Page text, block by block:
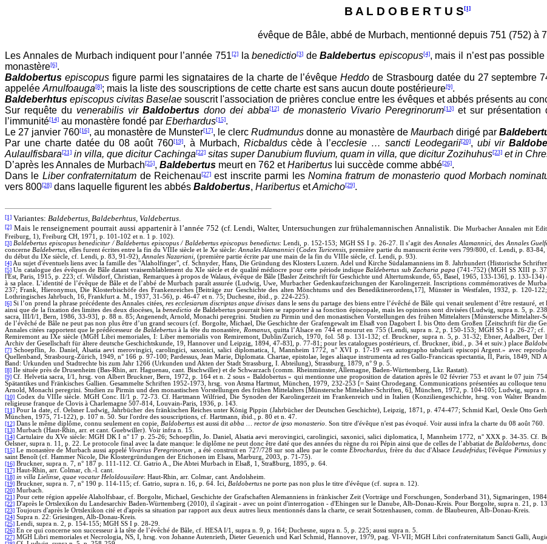
B A L D O B E R T U S[1]
évêque de Bâle, abbé de Murbach, mentionné depuis 751 (752) à
Les Annales de Murbach indiquent pour l’année 751[2] labenedictio[3] deBaldebertus episcopus[4], mais il n’est pas
monastère[6].
Baldobertus episcopusfigure parmi les signataires de la charte de l’évêqueHeddo de Strasbourg datée du 27 septembre
appelée Arnulfoauga[8]; mais la liste des souscriptions de cette charte est sans aucun doute postérieure[9].
Baldeberhtus episcopus civitas Baselae souscrit l'association de prières conclue entre les évêques et abbés présents au
Sur requête du venerabilis vir Baldobertus dono dei abba[12] de monasterio Vivario Peregrinorum[13]
et sur présentation
l’immunité[14] au monastère fondé par Eberhardus[15].
Le 27 janvier 760[16], au monastère de Munster[17], le clerc Rudmundus donne au monastère de Maurbach dirigé par
Par une charte datée du 08 août 760[19], à Murbach, Ricbalduscède à l’ecclesie … sancti Leodegarii[20], ubi vir
Aulaulfisbara[21] in villa, que dicitur Cachinga[22] sitas super Danubium fluvium, quam in villa, que dicitur Zozihuhus[23] et in
D’après les Annales de Murbach[25], Baldebertus meurt en 762 etHaribertus lui succède comme abbé[26].
Dans le Liber confraternitatum de Reichenau[27] est inscrite parmi les Nomina fratrum de monasterio quod Morbach
vers 800[28] dans laquelle figurent les abbés Baldobertus, Haribertus etAmicho[29].
[1] Variantes: Baldebertus, Baldeberhtus, Valdebertus
[2] Mais le renseignement pourrait aussi appartenir à l’année 752 (cf. Lendi, Walter, Untersuchungen zur frühalemannischen Annalistik.
Die Murbacher Annalen mit
Freiburg, 1), Freiburg CH, 1971, p. 101-102 et n. 1 p. 102).
[3] Baldebertus episcopus benedicitur / Baldebertus episcopus / Baldebertus episcopus benedictus: Lendi, p. 152-153; MGH SS I p. 26-27. Il s’agit desAnnales Alamannici, des Annales
concerne Baldebertus , elles furent écrites entre la fin du VIIIe siècle et le Xe siècle:Annales Alamannici (Codex Turicensis , première partie du manuscrit écrite vers 799/800, cf. Lendi, p. 83-
du début du IXe siècle, cf. Lendi, p. 83, 91-92), Annales Nazariani , (première partie écrite par une main de la fin du VIIIe siècle, cf. Lendi, p. 93).
[4] Au sujet d'éventuels liens avec la famille des "Alaholfinger", cf. Schnyder, Hans, Die Gründung des Klosters Luzern. Adel und Kirche Südalamanniens im 8. Jahrhundert (Historische
[5] Un catalogue des évêques de Bâle datant vraisemblablement du XIe siècle et de qualité médiocre pour cette période indique Baldebertus sub Zacharia papa (741-752) (MGH SS XIII p.
l'Est, Paris, 1915, p. 223; cf. Wilsdorf, Christian, Remarques à propos de Walaus, évêque de Bâle [Basler Zeitschrift für Geschichte und Altertumskunde, 65, Basel, 1965, 133-136], p. 133-134)
à sa place. L’identité de l’évêque de Bâle et de l’abbé de Murbach paraît assurée (Ludwig, Uwe, Murbacher Gedenkaufzeichungen der Karolingerzeit. Inscriptions commémoratives de
237; Frank, Hieronymus, Die Klosterbischöfe des Frankenreiches [Beiträge zur Geschichte des alten Mönchtums und des Benediktinerordens,17], Münster in Westfalen, 1932, p. 120-
Lothringisches Jahrbuch, 16, Frankfurt a. M., 1937, 31-56), p. 46-47 et n. 75; Duchesne, ibid., p. 224-225).
[6] Si l’on prend la phrase précédente des Annales citées, res ecclesiarum discriptas atque divisas dans le sens du partage des biens entre l’évêché de Bâle qui venait seulement d’être
ainsi que de la fixation des limites des deux diocèses, labenedictio de Baldebertus pourrait bien se rapporter à sa fonction épiscopale, mais les opinions sont divisées (Ludwig, supra n. 5, p.
sacra, III/I/1, Bern, 1986, 33-93], p. 88 n. 85; Angenendt, Arnold, Monachi peregrini. Studien zu Pirmin und den monastischen Vorstellungen des frühen Mittelalters [Münstersche
de l’évêché de Bâle ne peut pas non plus être d’un grand secours (cf. Borgolte, Michael, Die Geschichte der Grafengewalt im Elsaß von Dagobert I. bis Otto dem Großen [Zeitschrift für die
Annales citées rapportent que le prédécesseur de Baldebertusà la tête du monastère, Romanus, quitta l’Alsace en 744 et mourut en 755 (Lendi, supra n. 2, p. 150-153; MGH SS I p. 26-27;
Remiremont au IXe siècle (MGH Libri memoriales, I: Liber memorialis von Remiremont, Dublin/Zurich, 1970, fol. 58 p. 131-132; cf. Bruckner, supra n. 5, p. 31-32; Ebner, Adalbert,
Archiv der Gesellschaft für ältere deutsche Geschichtskunde, 19, Hannover und Leipzig, 1894, 47-83], p. 77-81; pour les catalogues postérieurs, cf. Bruckner, ibid., p. 34 et suiv.) place
[7] Schoepflin, Jo. Daniel, Alsatia aevi merovingici, carolingici, saxonici, salici diplomatica, I, Mannheim 1772, n° XVI p. 17-19 «ex autographo tabularii episcopi Argent.» avec
Quellenband, Strasbourg-Zürich, 1949, n° 166 p. 97-100; Pardessus, Jean Marie, Diplomata. Chartae, epistolae, leges aliaque instrumenta ad res Gallo-Francicas spectantia, II, Paris, 1849,
Band: Urkunden und Stadtrechte bis zum Jahr 1266 (Urkunden und Akten der Stadt Strassburg, I. Abteilung), Strassburg, 1879, n° 9 p. 5.
[8] Ile située près de Drusenheim (Bas-Rhin, arr. Haguenau, cant. Bischwiller) et de Schwarzach (comm. Rheinmünster, Allemagne, Baden-Württemberg, Lkr. Rastatt).
[9] Cf. Helvetia sacra, I/1, hrsg. von Albert Bruckner, Bern, 1972, p. 164 et n. 2 sous « Baldobertus » qui mentionne une proposition de datation après le 02 février 753 et avant le 07 juin
Spätantikes und Fränkisches Gallien. Gesammelte Schriften 1952-1973, hrsg. von Atsma Hartmut, München, 1979, 232-253 [= Saint Chrodegang. Communications présentées au colloque
Arnold, Monachi peregrini. Studien zu Pirmin und den monastischen Vorstellungen des frühen Mittelalters [Münstersche Mittelalter-Schriften, 6], München, 1972, p. 104-105; Ludwig, supra n.
[10] Codex du VIIIe siècle. MGH Conc. II/1 p. 72-73. Cf. Hartmann Wilfried, Die Synoden der Karolingerzeit im Frankenreich und in Italien (Konziliengeschichte, hrsg. von Walter
religieuse franque de Clovis à Charlemagne 507-814, Louvain-Paris, 1936, p. 143.
[11] Pour la date, cf. Oelsner Ludwig, Jahrbücher des fränkischen Reiches unter König Pippin (Jahrbücher der Deutschen Geschichte), Leipzig, 1871, p. 474-477; Schmid Karl, Oexle Otto
München, 1975, 71-122), p. 107 n. 50. Sur l'ordre des souscriptions, cf. Hartmann, ibid., p. 80 et n. 47.
[12] Dans le même diplôme, connu seulement en copie, Baldobertus est aussi dit abba … rector de ipso monasterio . Son titre d'évêque n'est pas évoqué. Voir aussi infra la charte du 08 août 760.
[13] Murbach (Haut-Rhin, arr. et cant. Guebwiller). Voir infra n. 15.
[14] Cartulaire du XVe siècle: MGH DK I n° 17 p. 25-26; Schoepflin, Jo. Daniel, Alsatia aevi merovingici, carolingici, saxonici, salici diplomatica, I, Mannheim 1772, n° XXX p. 34-35. Cf.
Oelsner, supra n. 11, p. 22. Le protocole final avec la date manque: le diplôme ne peut donc être daté que des années du règne du roi Pépin ainsi que de celles de l’abbatiat de Baldobertus ,
[15] Le monastère de Murbach aussi appeléVivarius Peregrinorum , a été construit en 727/728 sur son alleu par le comte Ebrochardus , frère du duc d'Alsace Leudefridus; l'évêque Pirminiusy
saint Benoît (cf. Hammer Nicole, Die Klostergründungen der Etichonen im Elsass, Marburg, 2003, p. 71-75).
[16] Bruckner, supra n. 7, n° 187 p. 111-112. Cf. Gatrio A., Die Abtei Murbach in Elsaß, 1, Straßburg, 1895, p. 64.
[17] Haut-Rhin, arr. Colmar, ch.-l. cant.
[18] in villa Lielinse, quae vocatur Heloldouuilare: Haut-Rhin, arr. Colmar, cant. Andolsheim.
[19] Bruckner, supra n. 7, n° 190 p. 114-115; cf. Gatrio, supra n. 16, p. 64. Ici, Baldobertus ne porte pas non plus le titre d'évêque (cf. supra n. 12).
[20] Murbach.
[21] Pour cette région appelée Alaholfsbaar, cf. Borgolte, Michael, Geschichte der Grafschaften Alemanniens in fränkischer Zeit (Vorträge und Forschungen, Sonderband 31), Sigmaringen,
[22] D'après le Ortslexikon du Landesarchiv Baden-Württemberg (2010), il s'agirait - avec un point d'interrogation - d'Ehingen sur le Danube, Alb-Donau-Kreis. Pour Borgolte, supra n. 21, p.
[23] Toujours d'après le Ortslexikon cité et d'après sa situation par rapport aux deux autres lieux mentionnés dans la charte, ce serait Sotzenhausen, comm. de Blaubeuren, Alb-Donau-Kreis.
[24] Supra n. 22: Griesingen, Alb-Donau-Kreis.
[25] Lendi, supra n. 2, p. 154-155; MGH SS I p. 28-29.
[26] En ce qui concerne son successeur à la tête de l’évêché de Bâle, cf. HESA I/1, supra n. 9, p. 164; Duchesne, supra n. 5, p. 225; aussi supra n. 5.
[27] MGH Libri memoriales et Necrologia, NS, I, hrsg. von Johanne Autenrieth, Dieter Geuenich und Karl Schmid, Hannover, 1979, pag. VI-VII; MGH Libri confraternitatum Sancti Galli,